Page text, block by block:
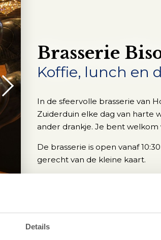
Details
Brasserie
Koffie, lunch en
In de sfeervolle brasserie van
Zuiderduin elke dag van harte
ander drankje. Je bent
De brasserie is open vanaf
gerecht van de kleine kaart.